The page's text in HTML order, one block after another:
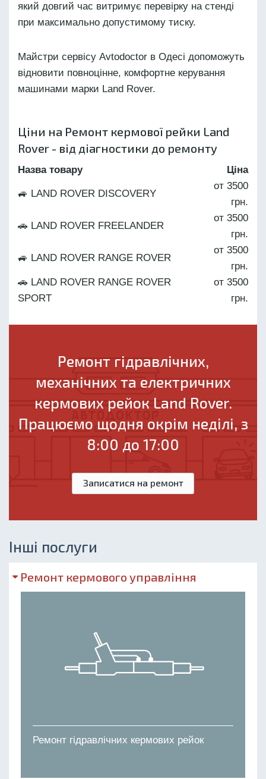
який довгий час витримує перевірку на стенді
при максимально допустимому тиску.
Майстри сервісу Avtodoctor в Одесі допоможуть
відновити повноцінне, комфортне керування
машинами марки Land Rover.
Ціни на Ремонт кермової рейки Land
Rover - від діагностики до ремонту
Назва товару Ціна
🚙 LAND ROVER DISCOVERY
от 3500
грн.
🚗 LAND ROVER FREELANDER
от 3500
грн.
🚙 LAND ROVER RANGE ROVER
от 3500
грн.
🚗 LAND ROVER RANGE ROVER
SPORT
от 3500
грн.
Ремонт гідравлічних,
механічних та електричних
кермових рейок Land Rover.
Працюємо щодня окрім неділі, з
8:00 до 17:00
Записатися на ремонт
Інші послуги
Ремонт кермового управління
Ремонт гідравлічних кермових рейок